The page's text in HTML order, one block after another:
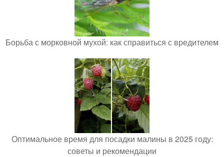
Борьба с морковной мухой: как справиться с вредителем
Оптимальное время для посадки малины в 2025 году:
советы и рекомендации